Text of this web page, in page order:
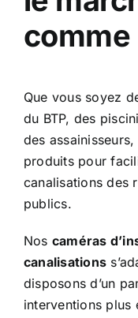
Que vous soyez
du BTP, des
des
produits pour
canalisations des
publics.
Nos caméras
canalisations
disposons d’un
interventions plus